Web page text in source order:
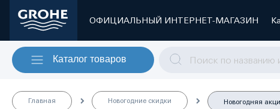
ОФИЦИАЛЬНЫЙ ИНТЕРНЕТ-МАГАЗИН
Каталог товаров
Главная Новогодние скидки Новогодняя